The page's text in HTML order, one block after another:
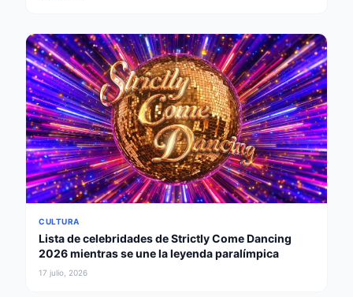
CULTURA
Lista de celebridades de Strictly Come Dancing
2026 mientras se une la leyenda paralímpica
17 julio, 2026